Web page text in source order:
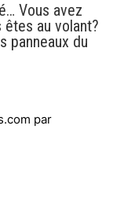
Vous avez
au volant?
panneaux du
par